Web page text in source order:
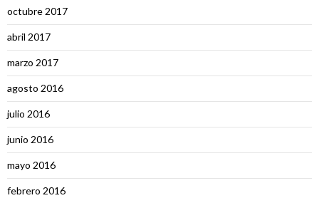
octubre 2017
abril 2017
marzo 2017
agosto 2016
julio 2016
junio 2016
mayo 2016
febrero 2016